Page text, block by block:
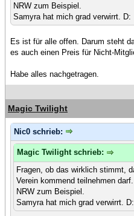
NRW zum Beispiel.
Samyra hat mich grad verwirrt. D:
Es ist für alle offen. Darum steht
es auch einen Preis für Nicht-
Habe alles nachgetragen.
Magic Twilight
Nic0 schrieb:
Magic Twilight schrieb:
Fragen, ob das wirklich stimmt,
Verein kommend teilnehmen darf.
NRW zum Beispiel.
Samyra hat mich grad verwirrt. D: